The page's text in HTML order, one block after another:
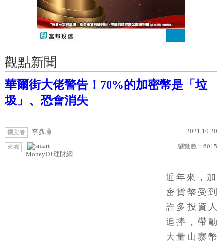
觀點新聞
華爾街大佬警告！70%的加密幣是「垃
圾」、恐會消失
撰文者 李彥瑾 2021.10.20
來源
MoneyDJ 理財網
瀏覽數： 6015
近年來，加
密貨幣受到
許多投資人
追捧，帶動
大量山寨幣